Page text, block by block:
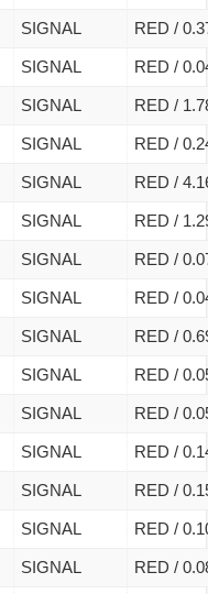
SIGNAL RED /
SIGNAL RED /
SIGNAL RED /
SIGNAL RED /
SIGNAL RED /
SIGNAL RED /
SIGNAL RED /
SIGNAL RED /
SIGNAL RED /
SIGNAL RED /
SIGNAL RED /
SIGNAL RED /
SIGNAL RED /
SIGNAL RED /
SIGNAL RED /